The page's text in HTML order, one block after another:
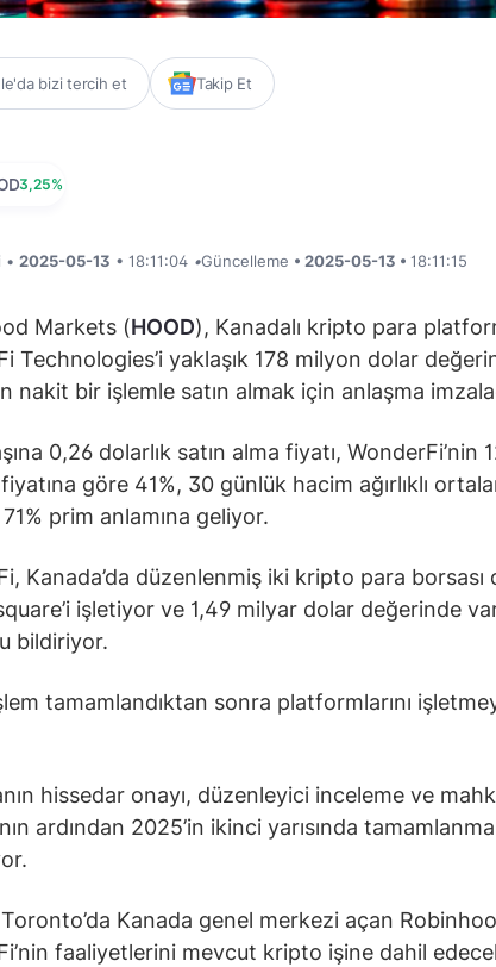
bizi tercih et Takip Et
3,25%
• 2025-05-13 • 18:11:04 •Güncelleme • 2025-05-13 • 18:11:15
Markets (HOOD), Kanadalı kripto para
Technologies’i yaklaşık 178 milyon dolar
nakit bir işlemle satın almak için anlaşma
0,26 dolarlık satın alma fiyatı, WonderFi’nin
göre 41%, 30 günlük hacim ağırlıklı
prim anlamına geliyor.
Kanada’da düzenlenmiş iki kripto para borsası
işletiyor ve 1,49 milyar dolar değerinde
bildiriyor.
tamamlandıktan sonra platformlarını
hissedar onayı, düzenleyici inceleme ve
ardından 2025’in ikinci yarısında
Kanada genel merkezi açan
faaliyetlerini mevcut kripto işine dahil